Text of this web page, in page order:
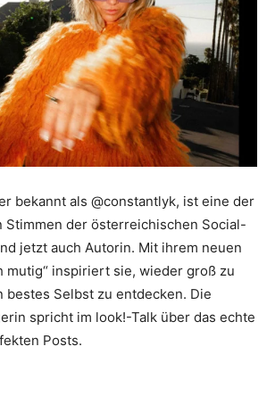
bekannt als @constantlyk, ist eine der
der österreichischen Social-
jetzt auch Autorin. Mit ihrem neuen
mutig“ inspiriert sie, wieder groß zu
bestes Selbst zu entdecken. Die
spricht im look!-Talk über das echte
Posts.